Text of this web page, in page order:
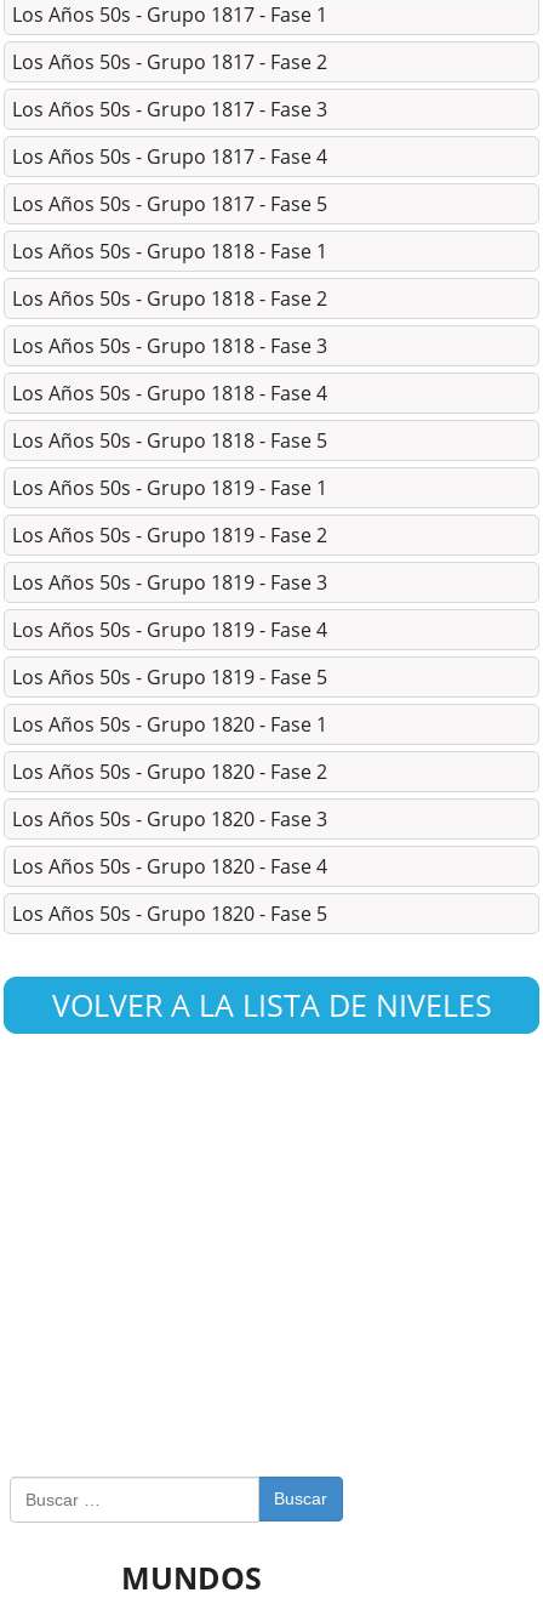
Los Años 50s - Grupo 1817 - Fase 1
Los Años 50s - Grupo 1817 - Fase 2
Los Años 50s - Grupo 1817 - Fase 3
Los Años 50s - Grupo 1817 - Fase 4
Los Años 50s - Grupo 1817 - Fase 5
Los Años 50s - Grupo 1818 - Fase 1
Los Años 50s - Grupo 1818 - Fase 2
Los Años 50s - Grupo 1818 - Fase 3
Los Años 50s - Grupo 1818 - Fase 4
Los Años 50s - Grupo 1818 - Fase 5
Los Años 50s - Grupo 1819 - Fase 1
Los Años 50s - Grupo 1819 - Fase 2
Los Años 50s - Grupo 1819 - Fase 3
Los Años 50s - Grupo 1819 - Fase 4
Los Años 50s - Grupo 1819 - Fase 5
Los Años 50s - Grupo 1820 - Fase 1
Los Años 50s - Grupo 1820 - Fase 2
Los Años 50s - Grupo 1820 - Fase 3
Los Años 50s - Grupo 1820 - Fase 4
Los Años 50s - Grupo 1820 - Fase 5
VOLVER A LA LISTA DE NIVELES
Buscar
MUNDOS